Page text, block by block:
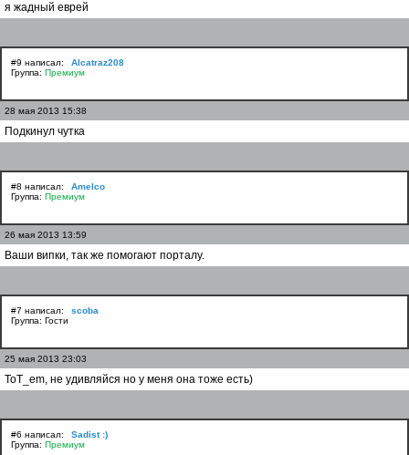
я жадный еврей
#9 написал:
Alcatraz208
Группа: Премиум
28 мая 2013 15:38
Подкинул чутка
#8 написал:
Amelco
Группа: Премиум
26 мая 2013 13:59
Ваши випки, так же помогают порталу.
#7 написал:
scoba
Группа: Гости
25 мая 2013 23:03
ToT_em, не удивляйся но у меня она тоже есть)
#6 написал:
Sadist :)
Группа: Премиум